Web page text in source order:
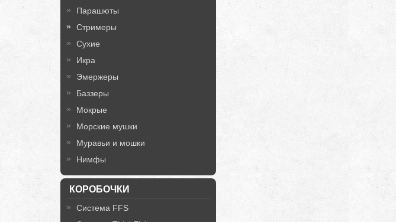
Парашюты
Стримеры
Сухие
Икра
Эмержеры
Баззеры
Мокрые
Морские мушки
Муравьи и мошки
Нимфы
КОРОБОЧКИ
Система FFS